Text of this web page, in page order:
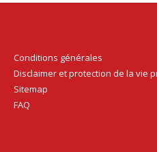
Conditions générales
Disclaimer et protection de la vie
Sitemap
FAQ